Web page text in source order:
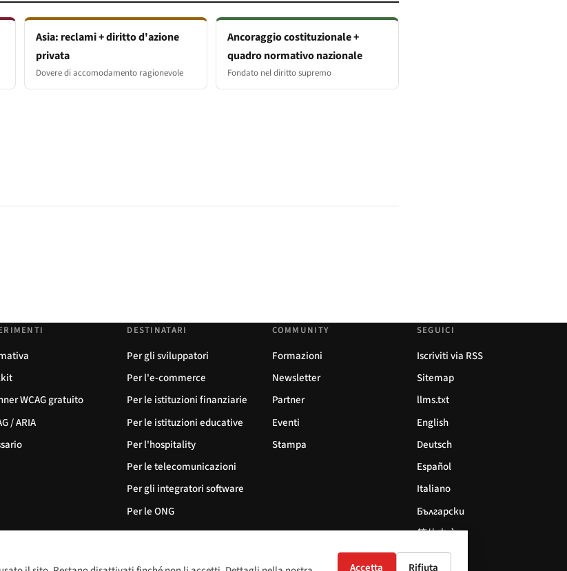
Asia: reclami + diritto d'azione
privata
Dovere di accomodamento ragionevole
Ancoraggio costituzionale +
quadro normativo nazionale
Fondato nel diritto supremo
WCAG gratuito
/ ARIA
DESTINATARI
Per gli sviluppatori
Per l'e-commerce
Per le istituzioni finanziarie
Per le istituzioni educative
Per l'hospitality
Per le telecomunicazioni
Per gli integratori software
Per le ONG
COMMUNITY
Formazioni
Newsletter
Partner
Eventi
Stampa
SEGUICI
Iscriviti via RSS
Sitemap
llms.txt
English
Deutsch
Español
Italiano
Български
简体中文
Accetta Rifiuta